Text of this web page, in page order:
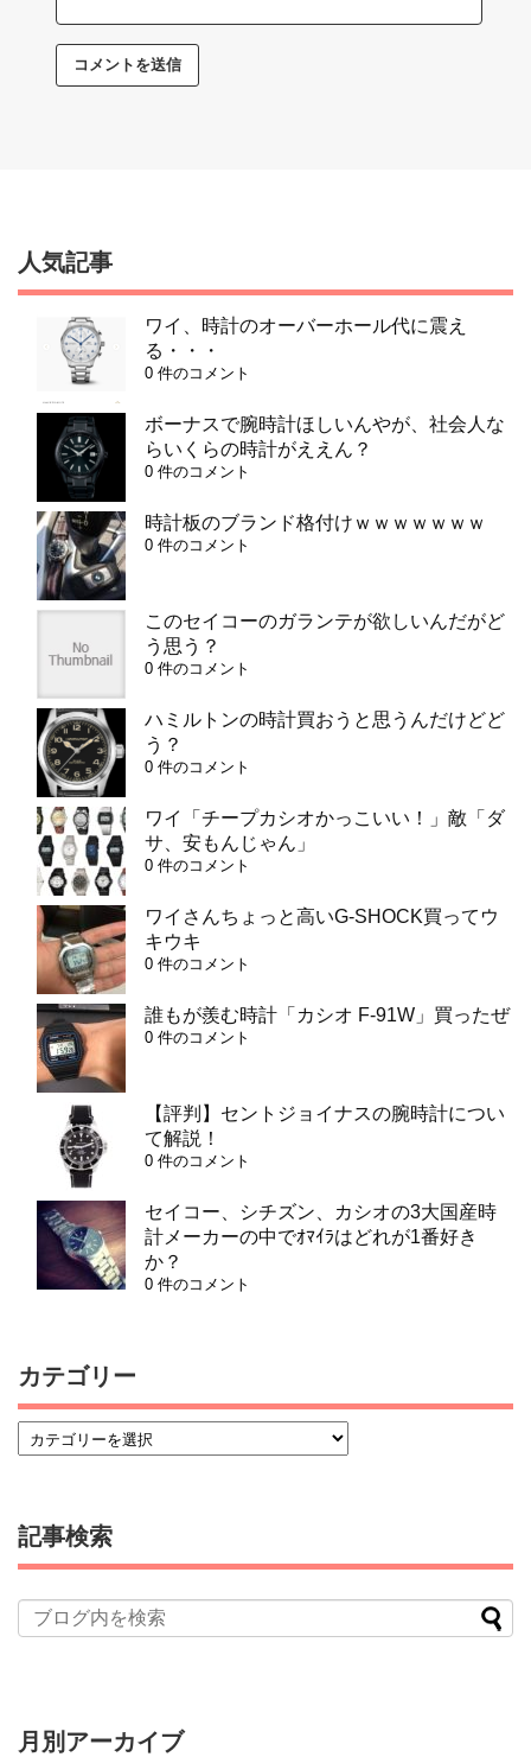
人気記事
ワイ、時計のオーバーホール代に震え
る・・・
0 件のコメント
ボーナスで腕時計ほしいんやが、社会人な
らいくらの時計がええん？
0 件のコメント
時計板のブランド格付けｗｗｗｗｗｗｗ
0 件のコメント
このセイコーのガランテが欲しいんだがど
う思う？
0 件のコメント
ハミルトンの時計買おうと思うんだけどど
う？
0 件のコメント
ワイ「チープカシオかっこいい！」敵「ダ
サ、安もんじゃん」
0 件のコメント
ワイさんちょっと高いG-SHOCK買ってウ
キウキ
0 件のコメント
誰もが羨む時計「カシオ F-91W」買ったぜ
0 件のコメント
【評判】セントジョイナスの腕時計につい
て解説！
0 件のコメント
セイコー、シチズン、カシオの3大国産時
計メーカーの中でｵﾏｲﾗはどれが1番好き
か？
0 件のコメント
カテゴリー
記事検索
月別アーカイブ